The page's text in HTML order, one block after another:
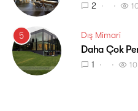
2
5 Dış Mimari
Daha Çok
1